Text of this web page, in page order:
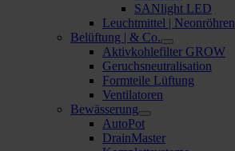
SANlight LED
Leuchtmittel | Neonröhren
Belüftung | & Co.
Aktivkohlefilter GROW
Geruchsneutralisation
Formteile Lüftung
Ventilatoren
Bewässerung
AutoPot
DrainMaster